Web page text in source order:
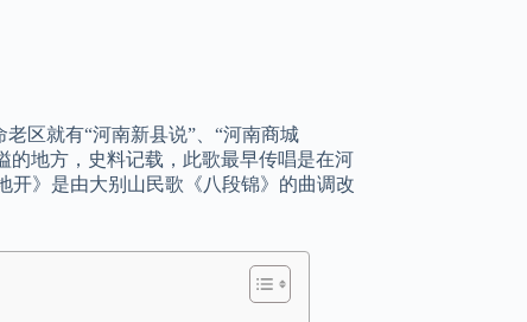
区就有“河南新县说”、“河南商城
的地方，史料记载，此歌最早传唱是在河
开》是由大别山民歌《八段锦》的曲调改